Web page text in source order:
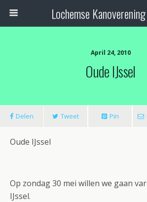
Lochemse
April 24, 2010
Oude IJssel
Delen Tweet Pin
Oude IJssel
Op zondag 30 mei willen we gaan
IJssel.